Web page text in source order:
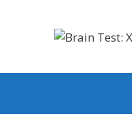
содержимому